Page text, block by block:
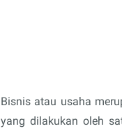
Bisnis atau usaha
yang dilakukan oleh